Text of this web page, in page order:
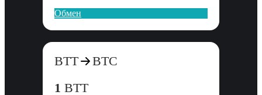
Обмен
BTT
BTC
1 BTT